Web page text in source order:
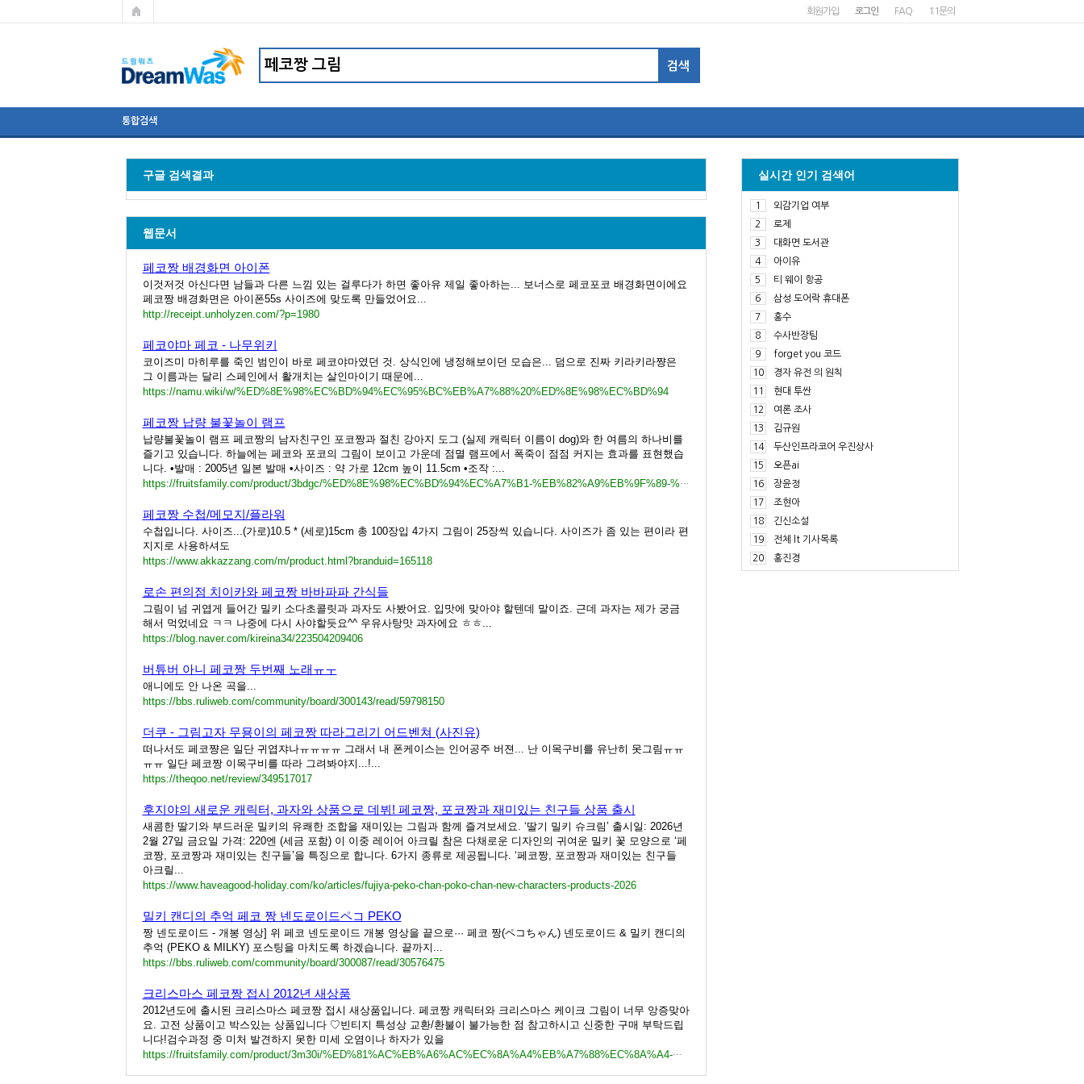
회원가입 로그인 FAQ 1:1문의
통합검색
실시간 인기 검색어
1
외감기업 여부
2
로제
3
대화면 도서관
4
아이유
5
티 웨이 항공
6
삼성 도어락 휴대폰
7
홍수
8
수사반장팀
9
forget you 코드
10
경자 유전 의 원칙
11
현대 투싼
12
여론 조사
13
김규원
14
두산인프라코어 우진상사
15
오픈ai
16
장윤정
17
조현아
18
긴신소설
19
전체 lt 기사목록
20
홍진경
구글 검색결과
웹문서
페코짱 배경화면 아이폰
이것저것 아신다면 남들과 다른 느낌 있는 걸루다가 하면 좋아유 제일 좋아하는... 보너스로 페코포코 배경화면이에요
페코짱 배경화면은 아이폰55s 사이즈에 맞도록 만들었어요...
http://receipt.unholyzen.com/?p=1980
페코야마 페코 - 나무위키
코이즈미 마히루를 죽인 범인이 바로 페코야마였던 것. 상식인에 냉정해보이던 모습은... 덤으로 진짜 키라키라쨩은
그 이름과는 달리 스페인에서 활개치는 살인마이기 때문에...
https://namu.wiki/w/%ED%8E%98%EC%BD%94%EC%95%BC%EB%A7%88%20%ED%8E%98%EC%BD%94
페코짱 납량 불꽃놀이 램프
납량불꽃놀이 램프 페코짱의 남자친구인 포코짱과 절친 강아지 도그 (실제 캐릭터 이름이 dog)와 한 여름의 하나비를
즐기고 있습니다. 하늘에는 페코와 포코의 그림이 보이고 가운데 점멸 램프에서 폭죽이 점점 커지는 효과를 표현했습
니다. •발매 : 2005년 일본 발매 •사이즈 : 약 가로 12cm 높이 11.5cm •조작 :...
https://fruitsfamily.com/product/3bdgc/%ED%8E%98%EC%BD%94%EC%A7%B1-%EB%82%A9%EB%9F%89-%EB%B6%88%EA%BD%83%EB%86%80%EC%9D%B4-%EB%9E%A8%ED%94%84
페코짱 수첩/메모지/플라워
수첩입니다. 사이즈...(가로)10.5 * (세로)15cm 총 100장입 4가지 그림이 25장씩 있습니다. 사이즈가 좀 있는 편이라 편
지지로 사용하셔도
https://www.akkazzang.com/m/product.html?branduid=165118
로손 편의점 치이카와 페코짱 바바파파 간식들
그림이 넘 귀엽게 들어간 밀키 소다초콜릿과 과자도 사봤어요. 입맛에 맞아야 할텐데 말이죠. 근데 과자는 제가 궁금
해서 먹었네요 ㅋㅋ 나중에 다시 사야할듯요^^ 우유사탕맛 과자에요 ㅎㅎ...
https://blog.naver.com/kireina34/223504209406
버튜버 아니 페코짱 두번째 노래ㅠㅜ
애니에도 안 나온 곡을...
https://bbs.ruliweb.com/community/board/300143/read/59798150
더쿠 - 그림고자 무묭이의 페코짱 따라그리기 어드벤쳐 (사진유)
떠나서도 페코쨩은 일단 귀엽쟈나ㅠㅠㅠㅠ 그래서 내 폰케이스는 인어공주 버젼... 난 이목구비를 유난히 못그림ㅠㅠ
ㅠㅠ 일단 페코짱 이목구비를 따라 그려봐야지...!...
https://theqoo.net/review/349517017
후지야의 새로운 캐릭터, 과자와 상품으로 데뷔! 페코짱, 포코짱과 재미있는 친구들 상품 출시
새콤한 딸기와 부드러운 밀키의 유쾌한 조합을 재미있는 그림과 함께 즐겨보세요. ‘딸기 밀키 슈크림’ 출시일: 2026년
2월 27일 금요일 가격: 220엔 (세금 포함) 이 이중 레이어 아크릴 참은 다채로운 디자인의 귀여운 밀키 꽃 모양으로 ‘페
코짱, 포코짱과 재미있는 친구들’을 특징으로 합니다. 6가지 종류로 제공됩니다. ‘페코짱, 포코짱과 재미있는 친구들
아크릴...
https://www.haveagood-holiday.com/ko/articles/fujiya-peko-chan-poko-chan-new-characters-products-2026
밀키 캔디의 추억 페코 짱 넨도로이드ペコ PEKO
짱 넨도로이드 - 개봉 영상] 위 페코 넨도로이드 개봉 영상을 끝으로··· 페코 짱(ペコちゃん) 넨도로이드 & 밀키 캔디의
추억 (PEKO & MILKY) 포스팅을 마치도록 하겠습니다. 끝까지...
https://bbs.ruliweb.com/community/board/300087/read/30576475
크리스마스 페코짱 접시 2012년 새상품
2012년도에 출시된 크리스마스 페코짱 접시 새상품입니다. 페코짱 캐릭터와 크리스마스 케이크 그림이 너무 앙증맞아
요. 고전 상품이고 박스있는 상품입니다 ♡빈티지 특성상 교환/환불이 불가능한 점 참고하시고 신중한 구매 부탁드립
니다!검수과정 중 미처 발견하지 못한 미세 오염이나 하자가 있을
https://fruitsfamily.com/product/3m30i/%ED%81%AC%EB%A6%AC%EC%8A%A4%EB%A7%88%EC%8A%A4-%ED%8E%98%EC%BD%94%EC%A7%B1-%EC%A0%91%EC%8B%9C-2012%EB%85%84-%EC%83%88%EC%83%81%ED%92%88